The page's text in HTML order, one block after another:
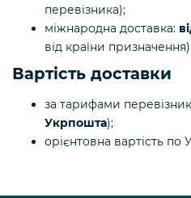
перевізника);
міжнародна доставка:
від країни
Вартість доставки
за тарифами
Укрпошта);
орієнтовна вартість по